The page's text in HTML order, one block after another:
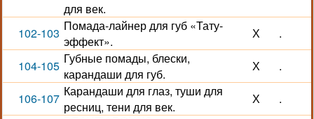
для век.
102-103 Помада-лайнер для губ «Тату-
эффект».
Х .
104-105 Губные помады, блески,
карандаши для губ.
Х .
106-107 Карандаши для глаз, туши для
ресниц, тени для век.
Х .